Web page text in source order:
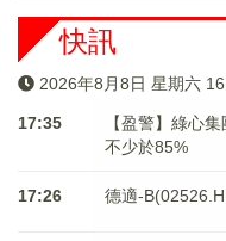
快訊
2026年8月8日 星期六
17:35
【盈警】綠心
不少於85%
17:26 德適-